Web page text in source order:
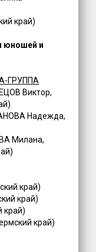
край)
юношей и
ГРУППА
Виктор,
Надежда,
Милана,
край)
край)
край)
край)